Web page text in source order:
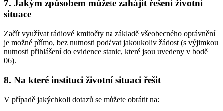
7. Jakým způsobem můžete zahájit řešení životní
situace
Začít využívat rádiové kmitočty na základě všeobecného oprávnění
je možné přímo, bez nutnosti podávat jakoukoliv žádost (s výjimkou
nutnosti přihlášení do evidence stanic, které jsou uvedeny v bodě
06).
8. Na které instituci životní situaci řešit
V případě jakýchkoli dotazů se můžete obrátit na: